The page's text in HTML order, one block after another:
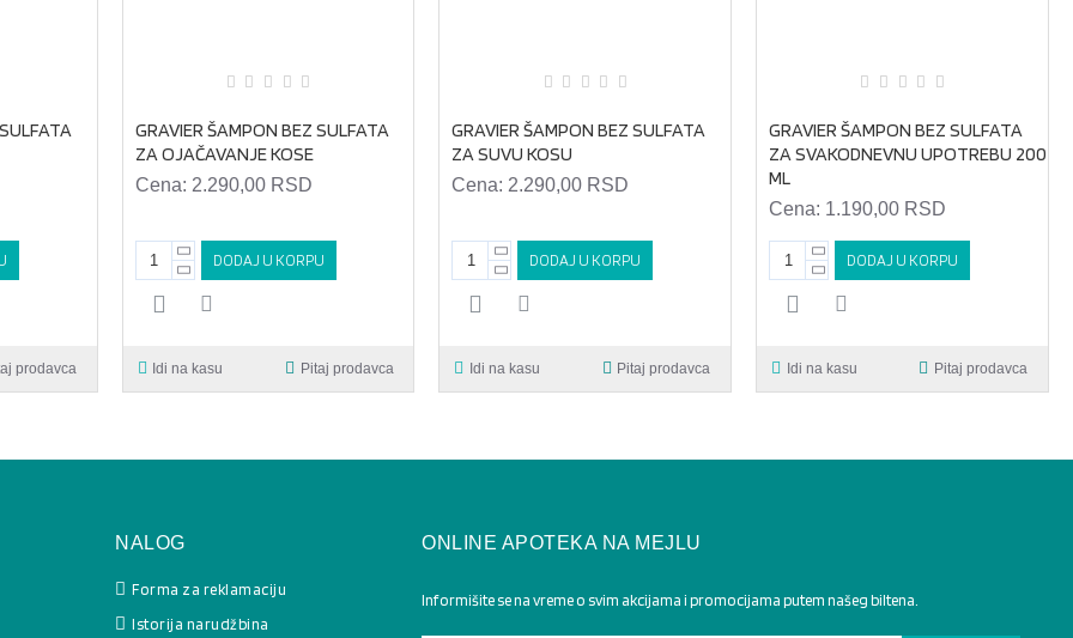
prodavca
GRAVIER ŠAMPON BEZ SULFATA
ZA OJAČAVANJE KOSE
Cena: 2.290,00 RSD
DODAJ U KORPU
Idi na kasu Pitaj prodavca
GRAVIER ŠAMPON BEZ SULFATA
ZA SUVU KOSU
Cena: 2.290,00 RSD
DODAJ U KORPU
Idi na kasu Pitaj prodavca
GRAVIER ŠAMPON BEZ SULFATA
ZA SVAKODNEVNU UPOTREBU 200
ML
Cena: 1.190,00 RSD
DODAJ U KORPU
Idi na kasu Pitaj prodavca
NALOG
Forma za reklamaciju
Istorija narudžbina
ONLINE APOTEKA NA MEJLU
Informišite se na vreme o svim akcijama i promocijama putem našeg biltena.